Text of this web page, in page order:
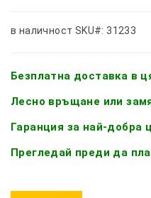
в наличност SKU#: 31233
Безплатна доставка в
Лесно връщане или
Гаранция за най-добра
Прегледай преди да